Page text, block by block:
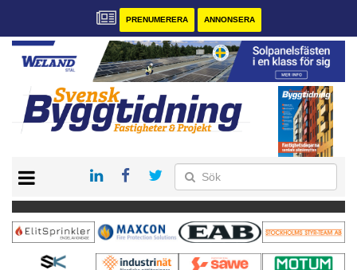
PRENUMERERA ANNONSERA
PRENUMERERA
VÅRA ANDRA MAGASIN
ANNONSERA